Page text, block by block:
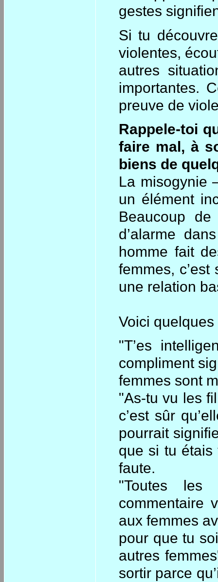
gestes
Si tu
violentes,
autres
importantes.
preuve de
Rappele-toi
faire mal, à
biens de
La misogynie
un élément
Beaucoup
d’alarme
homme fait
femmes, c’est
une relation
Voici
"T’es
compliment
femmes sont
"As-tu vu les
c’est sûr
pourrait
que si tu étais
faute.
"Toutes les
commentaire
aux femmes
pour que tu
autres
sortir parce